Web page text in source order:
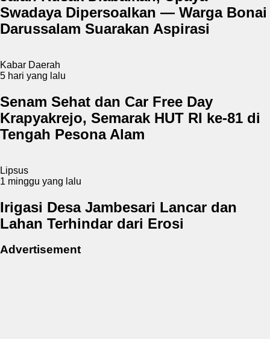
Swadaya Dipersoalkan — Warga Bonai
Darussalam Suarakan Aspirasi
Kabar Daerah
5 hari yang lalu
Senam Sehat dan Car Free Day
Krapyakrejo, Semarak HUT RI ke-81 di
Tengah Pesona Alam
Lipsus
1 minggu yang lalu
Irigasi Desa Jambesari Lancar dan
Lahan Terhindar dari Erosi
Advertisement